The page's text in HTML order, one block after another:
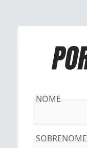
NOME
SOBRENOME